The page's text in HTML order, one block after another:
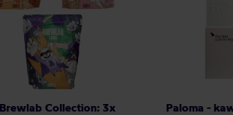
Collection: 3x
Paloma -